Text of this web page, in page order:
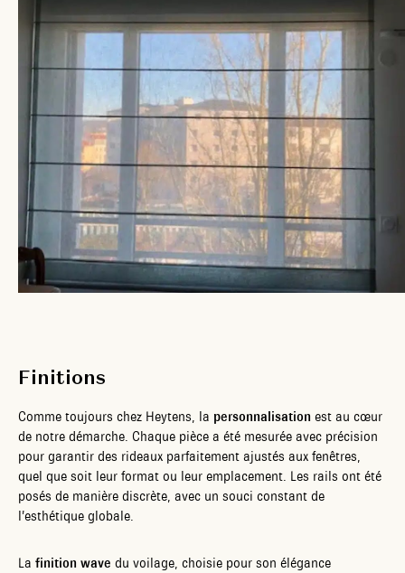
Finitions
Comme toujours chez Heytens, la personnalisation est au cœur
de notre démarche. Chaque pièce a été mesurée avec précision
pour garantir des rideaux parfaitement ajustés aux fenêtres,
quel que soit leur format ou leur emplacement. Les rails ont été
posés de manière discrète, avec un souci constant de
l’esthétique globale.
La finition wave du voilage, choisie pour son élégance